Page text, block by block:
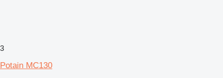
3
Potain MC130